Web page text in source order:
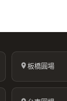
板橋圓場